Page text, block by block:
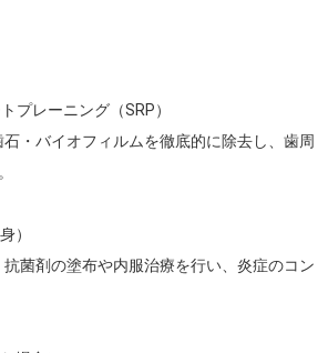
プレーニング（SRP）
）